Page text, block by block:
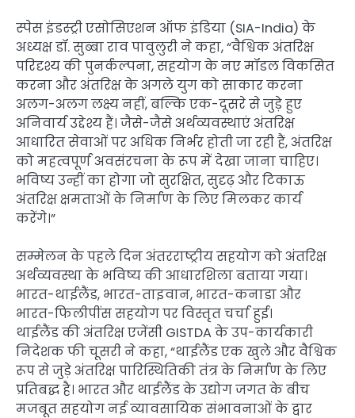
स्पेस इंडस्ट्री एसोसिएशन ऑफ इंडिया (SIA-India) के
अध्यक्ष डॉ. सुब्बा राव पावुलुरी ने कहा, “वैश्विक अंतरिक्ष
परिदृश्य की पुनर्कल्पना, सहयोग के नए मॉडल विकसित
करना और अंतरिक्ष के अगले युग को साकार करना
अलग-अलग लक्ष्य नहीं, बल्कि एक-दूसरे से जुड़े हुए
अनिवार्य उद्देश्य हैं। जैसे-जैसे अर्थव्यवस्थाएं अंतरिक्ष
आधारित सेवाओं पर अधिक निर्भर होती जा रही हैं, अंतरिक्ष
को महत्वपूर्ण अवसंरचना के रूप में देखा जाना चाहिए।
भविष्य उन्हीं का होगा जो सुरक्षित, सुदृढ़ और टिकाऊ
अंतरिक्ष क्षमताओं के निर्माण के लिए मिलकर कार्य
करेंगे।”
सम्मेलन के पहले दिन अंतरराष्ट्रीय सहयोग को अंतरिक्ष
अर्थव्यवस्था के भविष्य की आधारशिला बताया गया।
भारत-थाईलैंड, भारत-ताइवान, भारत-कनाडा और
भारत-फिलीपींस सहयोग पर विस्तृत चर्चा हुई।
थाईलैंड की अंतरिक्ष एजेंसी GISTDA के उप-कार्यकारी
निदेशक फी चूसरी ने कहा, “थाईलैंड एक खुले और वैश्विक
रूप से जुड़े अंतरिक्ष पारिस्थितिकी तंत्र के निर्माण के लिए
प्रतिबद्ध है। भारत और थाईलैंड के उद्योग जगत के बीच
मजबूत सहयोग नई व्यावसायिक संभावनाओं के द्वार